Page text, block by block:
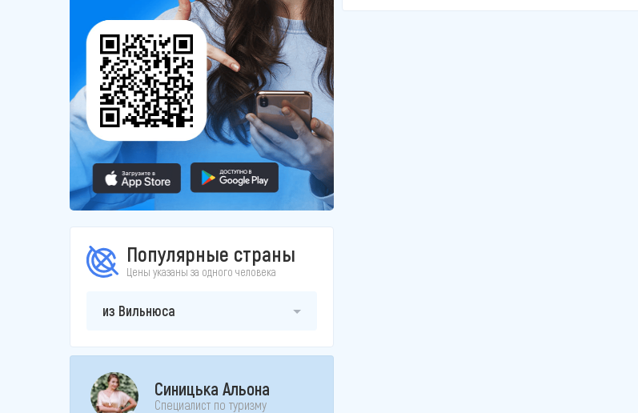
Популярные страны
Цены указаны за одного человека
из Вильнюса
Синицька Альона
Специалист по туризму